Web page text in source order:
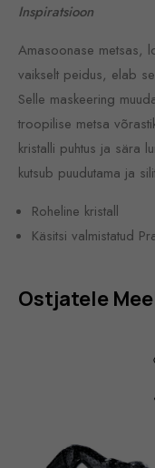
Inspiratsioon
Amasoonase metsas,
vaikselt peidus, elab
Selle maskeering
troopilise metsa
kristalli puhtus ja sära
kutsub puudutama ja
Roheline kristall
Käsitsi valmistatud
Ostjatele